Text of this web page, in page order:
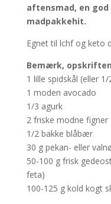
aftensmad, en
madpakkehit.
Egnet til lchf og keto
Bemærk,
1 lille spidskål (eller
1 moden avocado
1/3 agurk
2 friske modne figner
1/2 bakke blåbær
30 g pekan- eller
50-100 g frisk
feta)
100-125 g kold kogt